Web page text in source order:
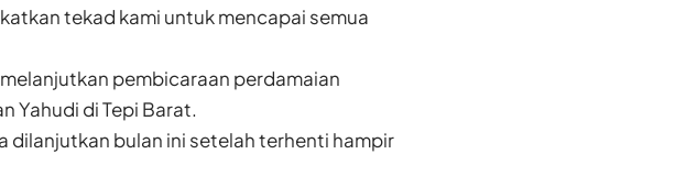
tekad kami untuk mencapai semua
pembicaraan perdamaian
Yahudi di Tepi Barat.
dilanjutkan bulan ini setelah terhenti hampir